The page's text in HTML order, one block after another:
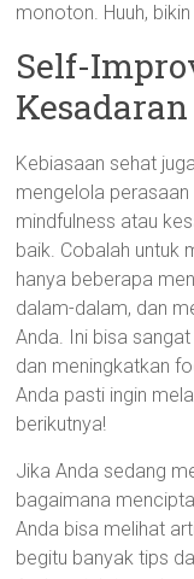
monoton. Huuh,
Self-
Kebiasaan sehat
mengelola
mindfulness atau
baik. Cobalah untuk
hanya beberapa
dalam-dalam, dan
Anda. Ini bisa
dan meningkatkan
Anda pasti ingin
berikutnya!
Jika Anda sedang
bagaimana
Anda bisa melihat
begitu banyak tips